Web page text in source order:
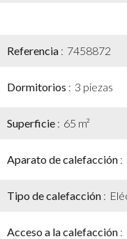
Referencia 7458872
Dormitorios 3 piezas
Superficie 65 m²
Aparato de calefacción
Tipo de calefacción
Acceso a la calefacción